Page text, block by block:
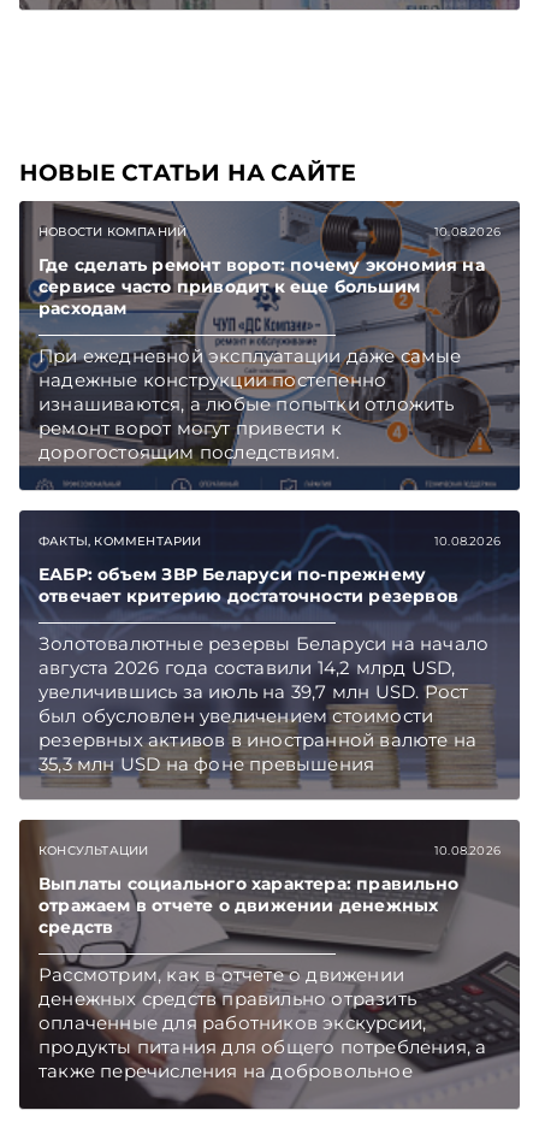
НОВЫЕ СТАТЬИ НА САЙТЕ
НОВОСТИ КОМПАНИЙ 10.08.2026
Где сделать ремонт ворот: почему экономия на
сервисе часто приводит к еще большим
расходам
При ежедневной эксплуатации даже самые
надежные конструкции постепенно
изнашиваются, а любые попытки отложить
ремонт ворот могут привести к
дорогостоящим последствиям.
ФАКТЫ, КОММЕНТАРИИ 10.08.2026
ЕАБР: объем ЗВР Беларуси по-прежнему
отвечает критерию достаточности резервов
Золотовалютные резервы Беларуси на начало
августа 2026 года составили 14,2 млрд USD,
увеличившись за июль на 39,7 млн USD. Рост
был обусловлен увеличением стоимости
резервных активов в иностранной валюте на
35,3 млн USD на фоне превышения
предложения иностранной валюты над
прежнему соответствует трем месяцам
импорта товаров и услуг, что отвечает
международному критерию достаточности
резервов, сообщает Евразийский банк
развития (ЕАБР) в своем еженедельном
макроэкономическом обзоре.
КОНСУЛЬТАЦИИ 10.08.2026
Выплаты социального характера: правильно
отражаем в отчете о движении денежных
средств
Рассмотрим, как в отчете о движении
денежных средств правильно отразить
оплаченные для работников экскурсии,
продукты питания для общего потребления, а
также перечисления на добровольное
медицинское страхование.